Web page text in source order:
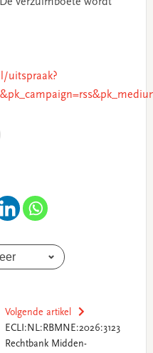
uitspraak?
Volgende artikel
ECLI:NL:RBMNE:2026:3123
Rechtbank Midden-